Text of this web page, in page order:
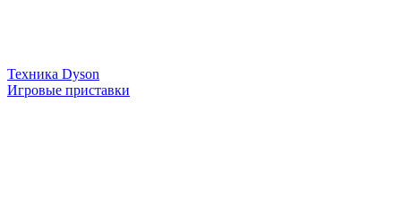
Техника Dyson
Игровые приставки